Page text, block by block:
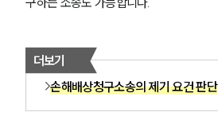
더보기
손해배상청구소송의 제기 요건 판단